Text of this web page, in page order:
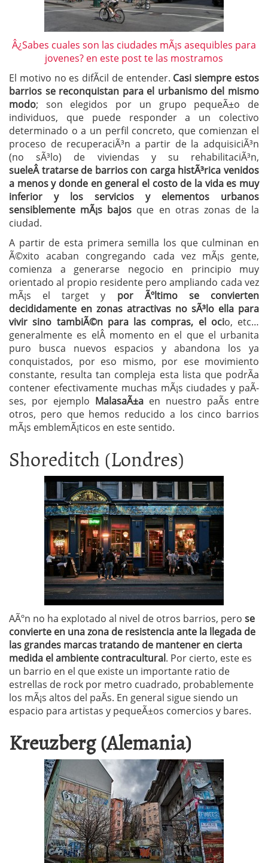
Â¿Sabes cuales son las ciudades mÃ¡s asequibles para
jovenes? en este post te las mostramos
El motivo no es difÃ­cil de entender. Casi siempre estos
barrios se reconquistan para el urbanismo del mismo
modo; son elegidos por un grupo pequeÃ±o de
individuos, que puede responder a un colectivo
determinado o a un perfil concreto, que comienzan el
proceso de recuperaciÃ³n a partir de la adquisiciÃ³n
(no sÃ³lo) de viviendas y su rehabilitaciÃ³n,
sueleÂ tratarse de barrios con carga histÃ³rica venidos
a menos y donde en general el costo de la vida es muy
inferior y los servicios y elementos urbanos
sensiblemente mÃ¡s bajos que en otras zonas de la
ciudad.
A partir de esta primera semilla los que culminan en
Ã©xito acaban congregando cada vez mÃ¡s gente,
comienza a generarse negocio en principio muy
orientado al propio residente pero ampliando cada vez
mÃ¡s el target y por Ãºltimo se convierten
decididamente en zonas atractivas no sÃ³lo ella para
vivir sino tambiÃ©n para las compras, el ocio, etc…
generalmente es elÂ momento en el que el urbanita
puro busca nuevos espacios y abandona los ya
conquistados, por eso mismo, por ese movimiento
constante, resulta tan compleja esta lista que podrÃ­a
contener efectivamente muchas mÃ¡s ciudades y paÃ­
ses, por ejemplo MalasaÃ±a en nuestro paÃ­s entre
otros, pero que hemos reducido a los cinco barrios
mÃ¡s emblemÃ¡ticos en este sentido.
Shoreditch (Londres)
AÃºn no ha explotado al nivel de otros barrios, pero se
convierte en una zona de resistencia ante la llegada de
las grandes marcas tratando de mantener en cierta
medida el ambiente contracultural. Por cierto, este es
un barrio en el que existe un importante ratio de
estrellas de rock por metro cuadrado, probablemente
los mÃ¡s altos del paÃ­s. En general sigue siendo un
espacio para artistas y pequeÃ±os comercios y bares.
Kreuzberg (Alemania)